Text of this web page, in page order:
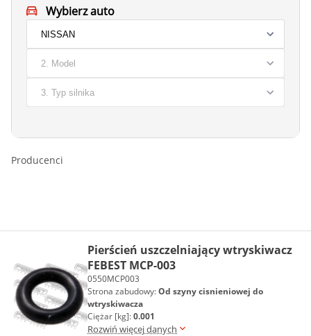
Wybierz auto
Producenci
Pierścień uszczelniający wtryskiwacz
FEBEST MCP-003
0550MCP003
Strona zabudowy:Od szyny cisnieniowej do
wtryskiwacza
Ciężar [kg]:0.001
Rozwiń więcej danych